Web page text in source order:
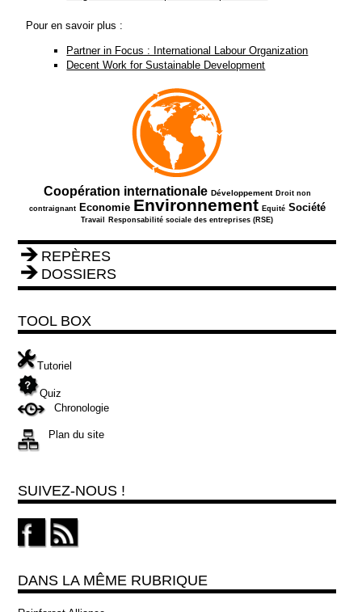
Pour en savoir plus :
Partner in Focus : International Labour Organization
Decent Work for Sustainable Development
573/863
Coopération internationale
219/863 Développement
78/863
Droit non
contraignant
428/863 Economie
863/863 Environnement
160/863 Equité
454/863 Société
51/863
Travail Responsabilité sociale des entreprises (RSE)
REPÈRES
DOSSIERS
TOOL BOX
Tutoriel
Quiz
Chronologie
Plan du site
SUIVEZ-NOUS !
DANS LA MÊME RUBRIQUE